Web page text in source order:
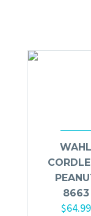
WAHL
8663
$64.99